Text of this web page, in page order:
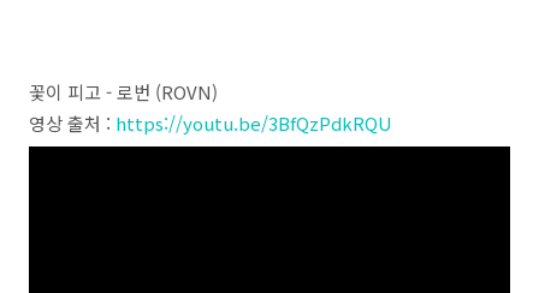
꽃이 피고 - 로번 (ROVN)
영상 출처 : https://youtu.be/3BfQzPdkRQU